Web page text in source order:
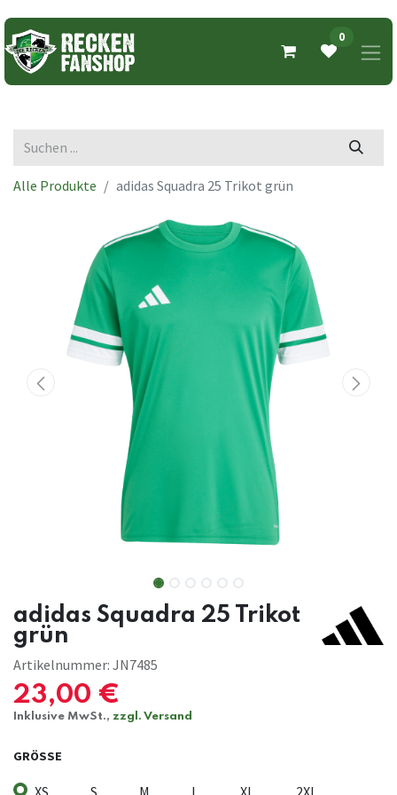
0
Alle Produkte adidas Squadra 25 Trikot grün
adidas Squadra 25 Trikot
grün
Artikelnummer: JN7485
23,00 €
Inklusive MwSt., zzgl. Versand
GRÖSSE
XS S M L XL 2XL